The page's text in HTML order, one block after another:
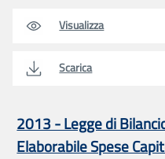
Visualizza
Scarica
2013 - Legge di
Elaborabile Spese